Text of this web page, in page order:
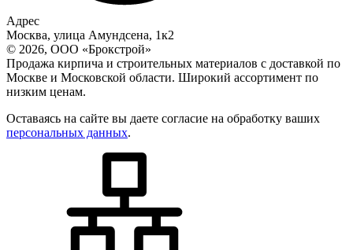
Адрес
Москва, улица Амундсена, 1к2
© 2026, ООО «Брокстрой»
Продажа кирпича и строительных материалов с доставкой по
Москве и Московской области. Широкий ассортимент по
низким ценам.
Оставаясь на сайте вы даете согласие на обработку ваших
персональных данных.